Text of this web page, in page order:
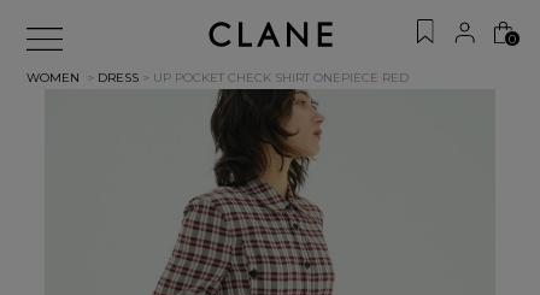
0
WOMEN > DRESS > UP POCKET CHECK SHIRT ONEPIECE RED